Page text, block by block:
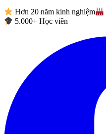
Hơn 20 năm kinh nghiệm
5.000+ Học viên